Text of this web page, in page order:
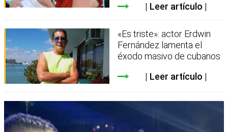
Leer artículo
«Es triste»: actor Erdwin
Fernández lamenta el
éxodo masivo de cubanos
Leer artículo